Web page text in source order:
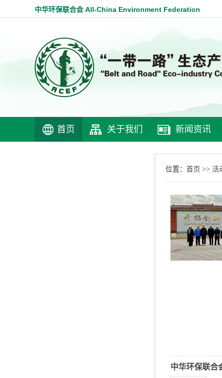
中华环保联合会 All-China Environment Federation
首页 关于我们 新闻资讯
位置： 首页 >> 活
中华环保联合